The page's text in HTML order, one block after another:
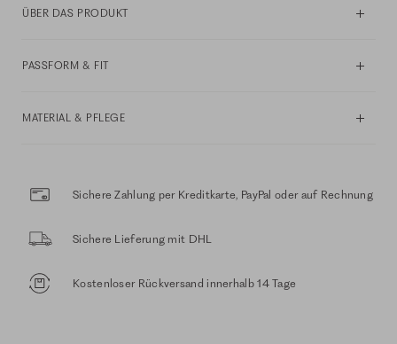
ÜBER DAS PRODUKT
PASSFORM & FIT
MATERIAL & PFLEGE
Sichere Zahlung per Kreditkarte, PayPal oder auf Rechnung
Sichere Lieferung mit DHL
Kostenloser Rückversand innerhalb 14 Tage